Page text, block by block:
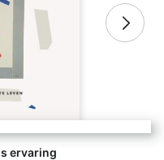
ervaring